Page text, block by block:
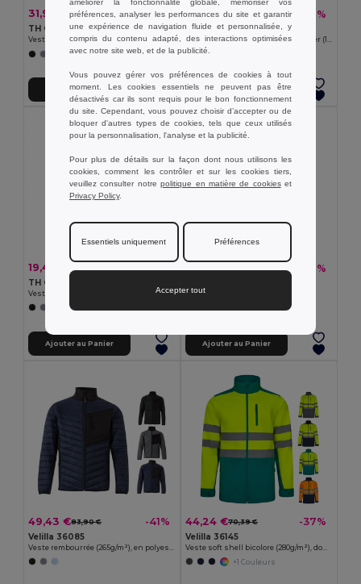
31,95 € 47,80 € -33%
TH Clothes 30302
Veste pour enfant
+2 Couleurs
Ajouter au Panier
50,21 € 85,21 € -41%
Velilla 36104
Parka bicolore (190g/m²), en polyester (100%), avec enduction PU
Ajouter au Panier
19,40 € -33%
TH Clothes 30259
Veste polaire haute densité pour femme en polyester
Ajouter au Panier
48,09 € -40%
Veste à capuche pour homme
Ajouter au Panier
49,43 €83,90 € -41%
Velilla 36085
44,24 €70,39 € -37%
Velilla 36145
+1 Couleurs
préférences, analyser les performances du site et garantir
une expérience de navigation fluide et personnalisée, y
compris du contenu adapté, des interactions optimisées
avec notre site web, et de la publicité.
Vous pouvez gérer vos préférences de cookies à tout
moment. Les cookies essentiels ne peuvent pas être
désactivés car ils sont requis pour le bon fonctionnement
du site. Cependant, vous pouvez choisir d’accepter ou de
bloquer d'autres types de cookies, tels que ceux utilisés
pour la personnalisation, l'analyse et la publicité.
Pour plus de détails sur la façon dont nous utilisons les
cookies, comment les contrôler et sur les cookies tiers,
veuillez consulter notrepolitique en matière de cookieset
Privacy Policy.
Essentiels uniquement Préférences
Accepter tout